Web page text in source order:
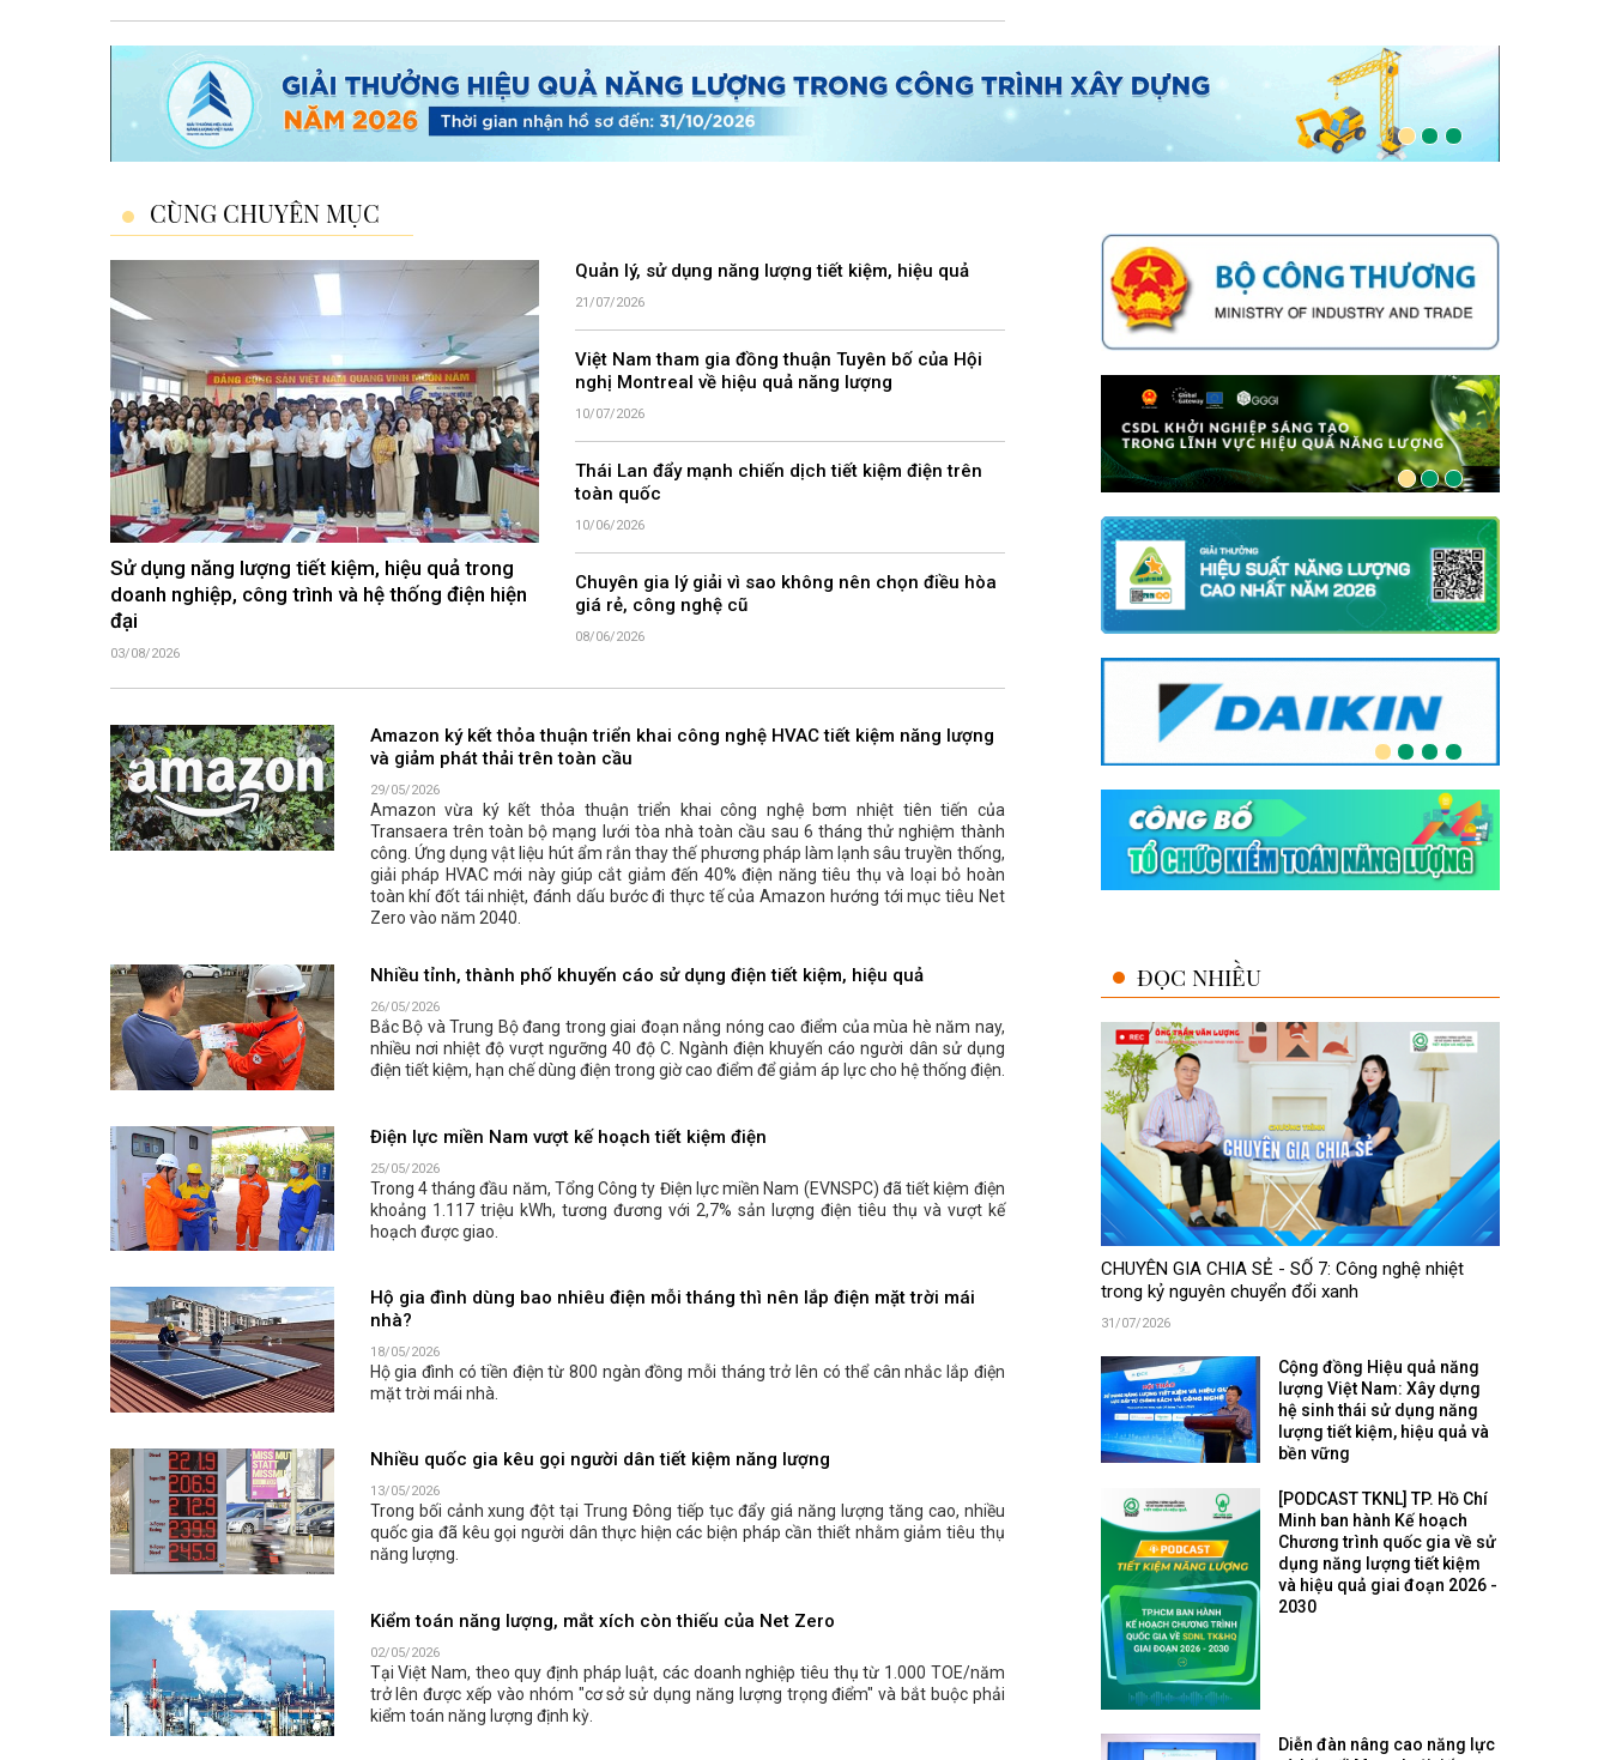
CÙNG CHUYÊN MỤC
Sử dụng năng lượng tiết kiệm, hiệu quả trong
doanh nghiệp, công trình và hệ thống điện hiện
đại
03/08/2026
Quản lý, sử dụng năng lượng tiết kiệm, hiệu quả
21/07/2026
Việt Nam tham gia đồng thuận Tuyên bố của Hội
nghị Montreal về hiệu quả năng lượng
10/07/2026
Thái Lan đẩy mạnh chiến dịch tiết kiệm điện trên
toàn quốc
10/06/2026
Chuyên gia lý giải vì sao không nên chọn điều hòa
giá rẻ, công nghệ cũ
08/06/2026
Amazon ký kết thỏa thuận triển khai công nghệ HVAC tiết kiệm năng lượng
và giảm phát thải trên toàn cầu
29/05/2026
Amazon vừa ký kết thỏa thuận triển khai công nghệ bơm nhiệt tiên tiến của
Transaera trên toàn bộ mạng lưới tòa nhà toàn cầu sau 6 tháng thử nghiệm thành
công. Ứng dụng vật liệu hút ẩm rắn thay thế phương pháp làm lạnh sâu truyền thống,
giải pháp HVAC mới này giúp cắt giảm đến 40% điện năng tiêu thụ và loại bỏ hoàn
toàn khí đốt tái nhiệt, đánh dấu bước đi thực tế của Amazon hướng tới mục tiêu Net
Zero vào năm 2040.
Nhiều tỉnh, thành phố khuyến cáo sử dụng điện tiết kiệm, hiệu quả
26/05/2026
Bắc Bộ và Trung Bộ đang trong giai đoạn nắng nóng cao điểm của mùa hè năm nay,
nhiều nơi nhiệt độ vượt ngưỡng 40 độ C. Ngành điện khuyến cáo người dân sử dụng
điện tiết kiệm, hạn chế dùng điện trong giờ cao điểm để giảm áp lực cho hệ thống điện.
Điện lực miền Nam vượt kế hoạch tiết kiệm điện
25/05/2026
Trong 4 tháng đầu năm, Tổng Công ty Điện lực miền Nam (EVNSPC) đã tiết kiệm điện
khoảng 1.117 triệu kWh, tương đương với 2,7% sản lượng điện tiêu thụ và vượt kế
hoạch được giao.
Hộ gia đình dùng bao nhiêu điện mỗi tháng thì nên lắp điện mặt trời mái
nhà?
18/05/2026
Hộ gia đình có tiền điện từ 800 ngàn đồng mỗi tháng trở lên có thể cân nhắc lắp điện
mặt trời mái nhà.
Nhiều quốc gia kêu gọi người dân tiết kiệm năng lượng
13/05/2026
Trong bối cảnh xung đột tại Trung Đông tiếp tục đẩy giá năng lượng tăng cao, nhiều
quốc gia đã kêu gọi người dân thực hiện các biện pháp cần thiết nhằm giảm tiêu thụ
năng lượng.
Kiểm toán năng lượng, mắt xích còn thiếu của Net Zero
02/05/2026
Tại Việt Nam, theo quy định pháp luật, các doanh nghiệp tiêu thụ từ 1.000 TOE/năm
trở lên được xếp vào nhóm "cơ sở sử dụng năng lượng trọng điểm" và bắt buộc phải
kiểm toán năng lượng định kỳ.
ĐỌC NHIỀU
CHUYÊN GIA CHIA SẺ - SỐ 7: Công nghệ nhiệt
trong kỷ nguyên chuyển đổi xanh
31/07/2026
Cộng đồng Hiệu quả năng
lượng Việt Nam: Xây dựng
hệ sinh thái sử dụng năng
lượng tiết kiệm, hiệu quả và
bền vững
[PODCAST TKNL] TP. Hồ Chí
Minh ban hành Kế hoạch
Chương trình quốc gia về sử
dụng năng lượng tiết kiệm
và hiệu quả giai đoạn 2026 -
2030
Diễn đàn nâng cao năng lực